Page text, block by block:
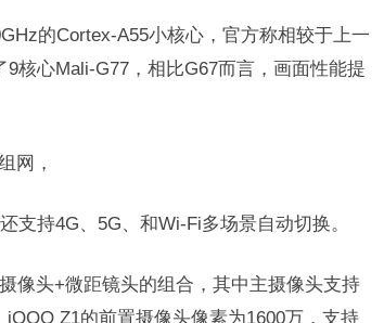
的Cortex-A55小核心，官方称相较于上一
核心Mali-G77，相比G67而言，画面性能提
网，
支持4G、5G、和Wi-Fi多场景自动切换。
像头+微距镜头的组合，其中主摄像头支持
Z1的前置摄像头像素为1600万，支持